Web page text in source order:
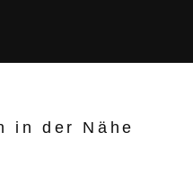
in der Nähe